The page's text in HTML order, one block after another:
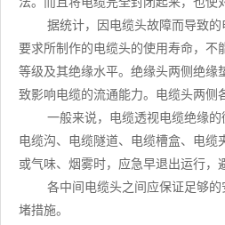
据统计，因电缆头故障而导致
要求所制作的电缆头的使用寿命，不
等级及其绝缘水平。绝缘头两侧绝缘
致影响电缆的流通能力。电缆头两
一般来说，电缆透视电缆绝缘
电缆沟、电缆隧道、电缆槽盒、电
或气味、烟雾时，应急早退出运行，
各中间电缆头之间应保证足够
堵措施。